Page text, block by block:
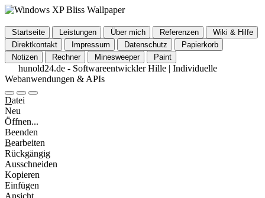
Startseite Leistungen Über mich Referenzen
Wiki & Hilfe
Direktkontakt
Impressum Datenschutz
Papierkorb
Notizen
Rechner Minesweeper Paint
hunold24.de - Softwareentwickler Hille | Individuelle
Webanwendungen & APIs
Datei
Neu
Öffnen...
Beenden
Bearbeiten
Rückgängig
Ausschneiden
Kopieren
Einfügen
Ansicht